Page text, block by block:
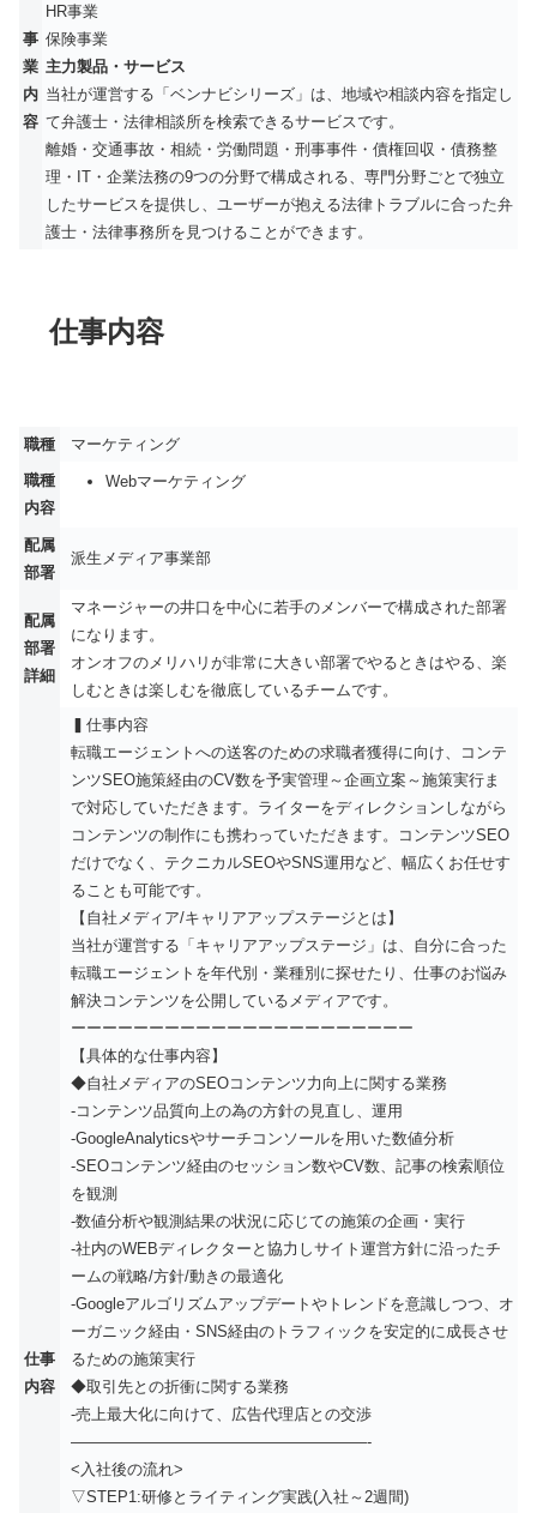
事
業
内
容
HR事業
保険事業
主力製品・サービス
当社が運営する「ベンナビシリーズ」は、地域や相談内容を指定し
て弁護士・法律相談所を検索できるサービスです。
離婚・交通事故・相続・労働問題・刑事事件・債権回収・債務整
理・IT・企業法務の9つの分野で構成される、専門分野ごとで独立
したサービスを提供し、ユーザーが抱える法律トラブルに合った弁
護士・法律事務所を見つけることができます。
仕事内容
職種
マーケティング
職種
内容
Webマーケティング
配属
部署
派生メディア事業部
配属
部署
詳細
マネージャーの井口を中心に若手のメンバーで構成された部署
になります。
オンオフのメリハリが非常に大きい部署でやるときはやる、楽
しむときは楽しむを徹底しているチームです。
仕事
内容
▍仕事内容
転職エージェントへの送客のための求職者獲得に向け、コンテ
ンツSEO施策経由のCV数を予実管理～企画立案～施策実行ま
で対応していただきます。ライターをディレクションしながら
コンテンツの制作にも携わっていただきます。コンテンツSEO
だけでなく、テクニカルSEOやSNS運用など、幅広くお任せす
ることも可能です。
【自社メディア/キャリアアップステージとは】
当社が運営する「キャリアアップステージ」は、自分に合った
転職エージェントを年代別・業種別に探せたり、仕事のお悩み
解決コンテンツを公開しているメディアです。
ーーーーーーーーーーーーーーーーーーーーーー
【具体的な仕事内容】
◆自社メディアのSEOコンテンツ力向上に関する業務
-コンテンツ品質向上の為の方針の見直し、運用
-GoogleAnalyticsやサーチコンソールを用いた数値分析
-SEOコンテンツ経由のセッション数やCV数、記事の検索順位
を観測
-数値分析や観測結果の状況に応じての施策の企画・実行
-社内のWEBディレクターと協力しサイト運営方針に沿ったチ
ームの戦略/方針/動きの最適化
-Googleアルゴリズムアップデートやトレンドを意識しつつ、オ
ーガニック経由・SNS経由のトラフィックを安定的に成長させ
るための施策実行
◆取引先との折衝に関する業務
-売上最大化に向けて、広告代理店との交渉
———————————————————-
<入社後の流れ>
▽STEP1:研修とライティング実践(入社～2週間)